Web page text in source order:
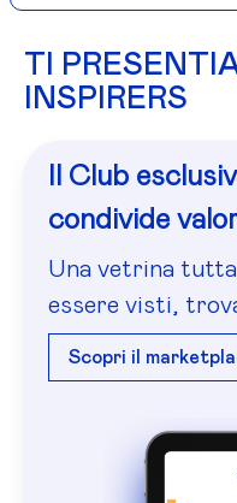
TI
INSPIRERS
Il Club
condivide
Una vetrina tutta
essere visti,
Scopri il